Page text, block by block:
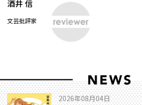
酒井 信
文芸批評家
2026年08月04日